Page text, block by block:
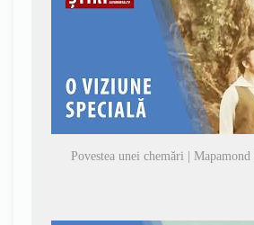
Povestea unei chemări |